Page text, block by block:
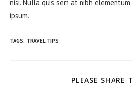
nisi. Nulla quis sem at nibh
ipsum.
TAGS: TRAVEL TIPS
PLEASE SHARE